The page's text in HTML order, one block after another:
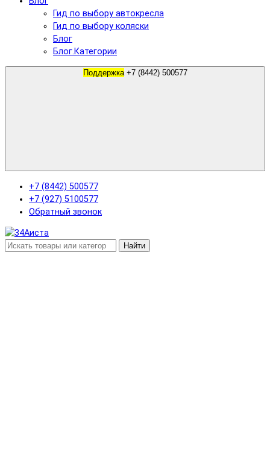
Гид по выбору автокресла
Гид по выбору коляски
Блог
Блог.Категории
Поддержка +7 (8442) 500577
+7 (8442) 500577
+7 (927) 5100577
Обратный звонок
Найти